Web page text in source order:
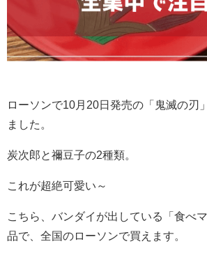
ローソンで10月20日発売の「鬼滅の刃
ました。
炭次郎と禰豆子の2種類。
これが超絶可愛い～
こちら、バンダイが出している「食べ
品で、全国のローソンで買えます。